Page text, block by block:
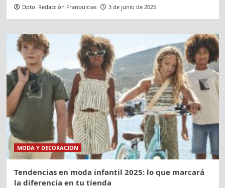
Dpto. Redacción Franquicias 3 de junio de 2025
MODA Y DECORACION
Tendencias en moda infantil 2025: lo que marcará
la diferencia en tu tienda